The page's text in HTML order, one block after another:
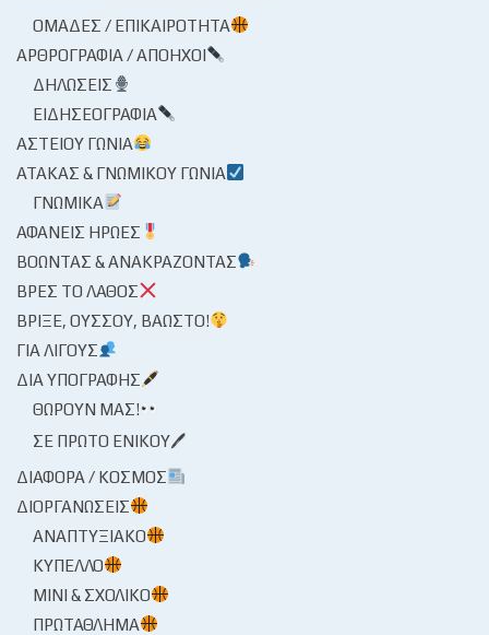
ΟΜΆΔΕΣ / ΕΠΙΚΑΙΡΌΤΗΤΑ
ΑΡΘΡΟΓΡΑΦΊΑ / ΑΠΌΗΧΟΙ
ΔΗΛΏΣΕΙΣ
ΕΙΔΗΣΕΟΓΡΑΦΊΑ
ΑΣΤΕΊΟΥ ΓΩΝΊΑ
ΑΤΆΚΑΣ & ΓΝΩΜΙΚΟΎ ΓΩΝΊΑ
ΓΝΩΜΙΚΆ
ΑΦΑΝΕΊΣ ΉΡΩΕΣ
ΒΟΏΝΤΑΣ & ΑΝΑΚΡΆΖΟΝΤΑΣ
ΒΡΕΣ ΤΟ ΛΆΘΟΣ
ΒΡΊΞΕ, ΟΎΣΣΟΥ, ΒΆΩΣΤΟ!
ΓΙΑ ΛΊΓΟΥΣ
ΔΙΑ ΥΠΟΓΡΑΦΉΣ
ΘΩΡΟΎΝ ΜΑΣ!
ΣΕ ΠΡΏΤΟ ΕΝΙΚΟΎ🖊
ΔΙΆΦΟΡΑ / ΚΌΣΜΟΣ
ΔΙΟΡΓΑΝΏΣΕΙΣ
ΑΝΑΠΤΥΞΙΑΚΌ
ΚΎΠΕΛΛΟ
ΜΊΝΙ & ΣΧΟΛΙΚΌ
ΠΡΩΤΆΘΛΗΜΑ